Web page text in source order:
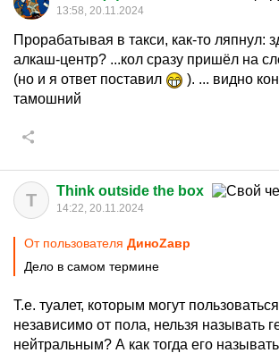
13:58, 20.11.2024
Прорабатывая в такси, как-то ляпнул:
алкаш-центр? ...кол сразу пришёл на
(но и я ответ поставил
). ... видно
тамошний
T Think outside the box
14:22, 20.11.2024
От пользователя ДиноZавp
Дело в самом термине
Т.е. туалет, которым могут
независимо от пола, нельзя называть
нейтральным? А как тогда его